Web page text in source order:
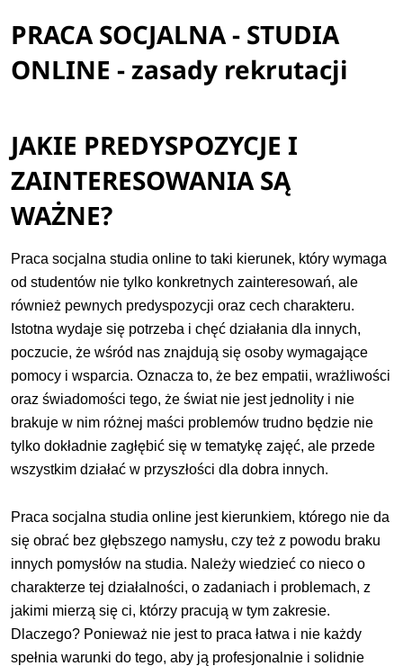
PRACA SOCJALNA - STUDIA
ONLINE - zasady rekrutacji
JAKIE PREDYSPOZYCJE I
ZAINTERESOWANIA SĄ
WAŻNE?
Praca socjalna studia online to taki kierunek, który wymaga
od studentów nie tylko konkretnych zainteresowań, ale
również pewnych predyspozycji oraz cech charakteru.
Istotna wydaje się potrzeba i chęć działania dla innych,
poczucie, że wśród nas znajdują się osoby wymagające
pomocy i wsparcia. Oznacza to, że bez empatii, wrażliwości
oraz świadomości tego, że świat nie jest jednolity i nie
brakuje w nim różnej maści problemów trudno będzie nie
tylko dokładnie zagłębić się w tematykę zajęć, ale przede
wszystkim działać w przyszłości dla dobra innych.
Praca socjalna studia online jest kierunkiem, którego nie da
się obrać bez głębszego namysłu, czy też z powodu braku
innych pomysłów na studia. Należy wiedzieć co nieco o
charakterze tej działalności, o zadaniach i problemach, z
jakimi mierzą się ci, którzy pracują w tym zakresie.
Dlaczego? Ponieważ nie jest to praca łatwa i nie każdy
spełnia warunki do tego, aby ją profesjonalnie i solidnie